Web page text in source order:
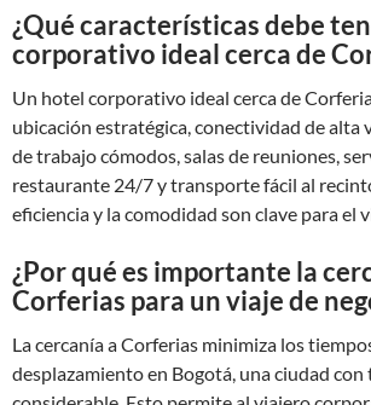
¿Qué características debe
corporativo ideal cerca de
Un hotel corporativo ideal cerca de
ubicación estratégica, conectividad de alta
de trabajo cómodos, salas de reuniones,
restaurante 24/7 y transporte fácil al
eficiencia y la comodidad son clave para el
¿Por qué es importante la
Corferias para un viaje de
La cercanía a Corferias minimiza los
desplazamiento en Bogotá, una ciudad